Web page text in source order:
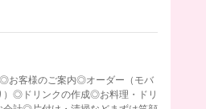
お客様のご案内◎オーダー（モバ
）◎ドリンクの作成◎お料理・ドリ